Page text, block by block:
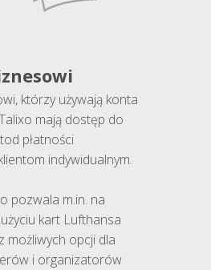
którzy używają konta
mają dostęp do
płatności
indywidualnym.
pozwala m.in. na
kart Lufthansa
możliwych opcji dla
i organizatorów